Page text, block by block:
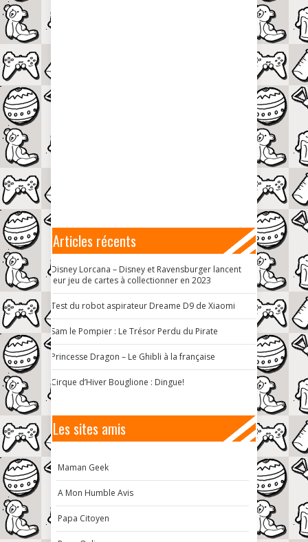
Articles récents
Disney Lorcana – Disney et Ravensburger lancent
leur jeu de cartes à collectionner en 2023
Test du robot aspirateur Dreame D9 de Xiaomi
Sam le Pompier : Le Trésor Perdu du Pirate
Princesse Dragon – Le Ghibli à la française
Cirque d’Hiver Bouglione : Dingue!
Les sites amis
Maman Geek
A Mon Humble Avis
Papa Citoyen